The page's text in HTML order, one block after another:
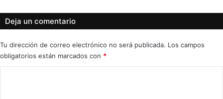
Deja un comentario
Tu dirección de correo electrónico no será publicada. Los campos
obligatorios están marcados con *